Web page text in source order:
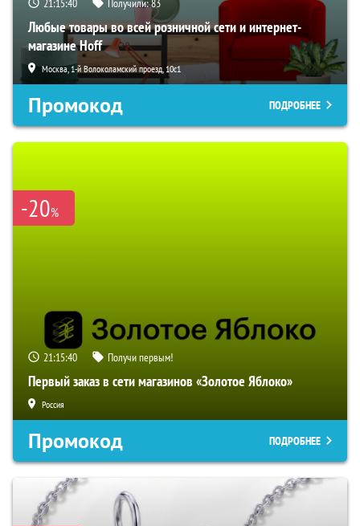
21:15:39 Получили:83
Любые товары во всей розничной сети и интернет-
магазине Hoff
Москва, 1-й Волоколамский проезд, 10с1
Промокод ПОДРОБНЕЕ
-20%
21:15:39 Получи первым!
Первый заказ в сети магазинов «Золотое Яблоко»
Россия
Промокод ПОДРОБНЕЕ